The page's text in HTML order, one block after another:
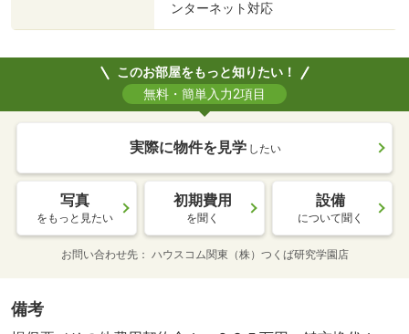
ンターネット対応
このお部屋をもっと知りたい！
無料・簡単入力2項目
実際に物件を見学 したい
写真
をもっと見たい
初期費用
を聞く
設備
について聞く
お問い合わせ先 ハウスコム関東（株）つくば研究学園店
備考